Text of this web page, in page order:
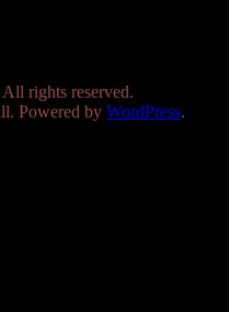
All rights reserved.
Powered by WordPress.